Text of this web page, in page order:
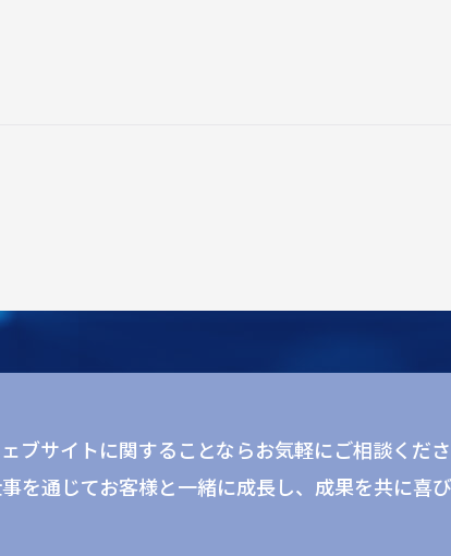
ブサイトに関することならお気軽にご相談くださ
を通じてお客様と一緒に成長し、成果を共に喜